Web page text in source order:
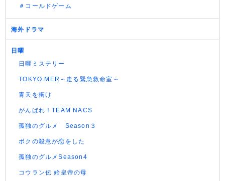
＃コールドゲーム
海外ドラマ
日曜
日曜ミステリー
TOKYO MER～走る緊急救命室～
青天を衝け
がんばれ！TEAM NACS
孤独のグルメ Season３
ボクの殺意が恋をした
孤独のグルメSeason4
コウラン伝 始皇帝の母